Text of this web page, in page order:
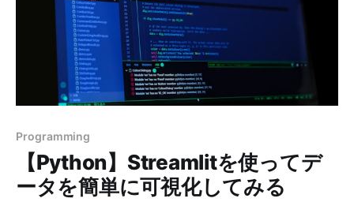
employees.sql等の必要なファイルをダウンロードし
ナ初回起動時に シェルスクリプト が自動実行され、
employees DB にサンプルデータが入る (4)
phpMyAdmin から中身を触って学習できる 2️. ディレク
トリ構成 まずは、専用ディレクトリを作ります： mkdir
Programming
【Python】Streamlitを使ってデ
ータを簡単に可視化してみる